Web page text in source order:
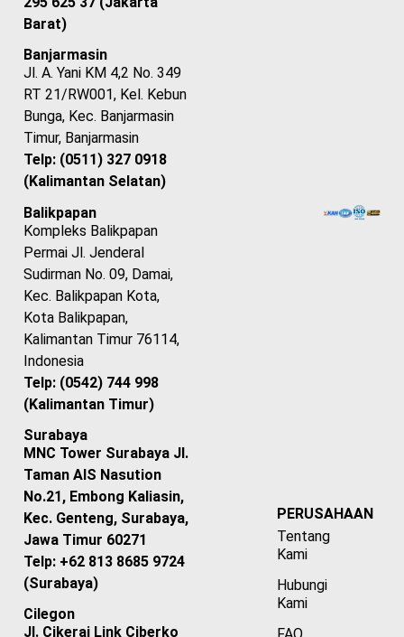
Barat)
Banjarmasin
Jl. A. Yani KM 4,2 No. 349
RT 21/RW001, Kel. Kebun
Bunga, Kec. Banjarmasin
Timur, Banjarmasin
Telp: (0511) 327 0918
(Kalimantan Selatan)
Balikpapan
Kompleks Balikpapan
Permai Jl. Jenderal
Sudirman No. 09, Damai,
Kec. Balikpapan Kota,
Kota Balikpapan,
Kalimantan Timur 76114,
Indonesia
Telp: (0542) 744 998
(Kalimantan Timur)
Surabaya
MNC Tower Surabaya Jl.
Taman AIS Nasution
No.21, Embong Kaliasin,
Kec. Genteng, Surabaya,
Jawa Timur 60271
Telp: +62 813 8685 9724
(Surabaya)
Cilegon
Jl. Cikerai Link Ciberko
PERUSAHAAN
Tentang
Kami
Hubungi
Kami